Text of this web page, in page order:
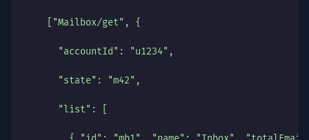
    ["Mailbox/get", {
      "accountId": "u1234",
      "state": "m42",
      "list": [